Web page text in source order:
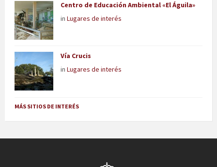
Centro de Educación Ambiental «El Águila»
in Lugares de interés
Vía Crucis
in Lugares de interés
MÁS SITIOS DE INTERÉS